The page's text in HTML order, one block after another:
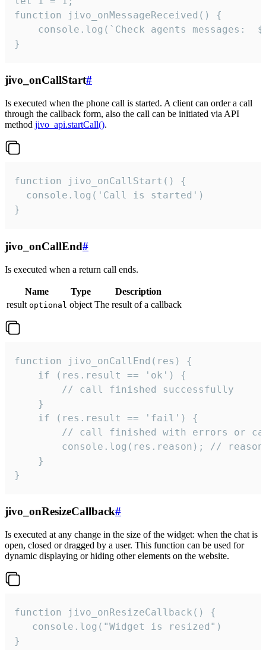
function jivo_onMessageReceived() {
}
jivo_onCallStart#
Is executed when the phone call is started. A client can order a call
through the callback form, also the call can be initiated via API
method jivo_api.startCall().
function jivo_onCallStart() {
  console.log('Call is started')
}
jivo_onCallEnd#
Is executed when a return call ends.
Name Type
Description
result optional object The result of a callback
function jivo_onCallEnd(res) {
    if (res.result == 'ok') {
        // call finished successfully
    }
    if (res.result == 'fail') {
// call finished with errors or
console.log(res.reason); //
    }
}
jivo_onResizeCallback#
Is executed at any change in the size of the widget: when the chat is
open, closed or dragged by a user. This function can be used for
dynamic displaying or hiding other elements on the website.
function jivo_onResizeCallback() {
   console.log("Widget is resized")
}